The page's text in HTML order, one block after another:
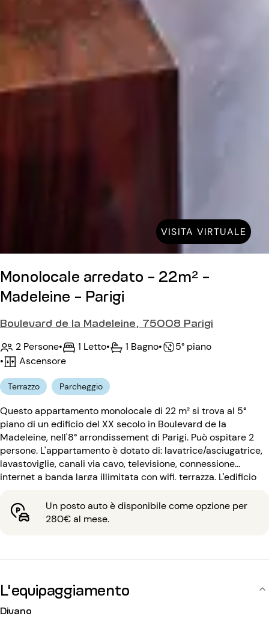
VISITA VIRTUALE
Monolocale arredato - 22m² -
Madeleine - Parigi
Boulevard de la Madeleine, 75008 Parigi
2 Persone• 1 Letto• 1 Bagno•
5° piano
•
Ascensore
Terrazzo Parcheggio
Questo appartamento monolocale di 22 m² si trova al 5°
piano di un edificio del XX secolo in Boulevard de la
Madeleine, nell'8° arrondissement di Parigi. Può ospitare 2
persone. L'appartamento è dotato di: lavatrice/asciugatrice,
lavastoviglie, canali via cavo, televisione, connessione
internet a banda larga illimitata con wifi, terrazza. L'edificio
portineria. Un posto auto è disponibile come opzione per
280€ al mese.
L'equipaggiamento
Divano